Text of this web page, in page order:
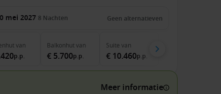
mei 2027 8 Nachten Geen alternatieven
van
p.p.
Balkonhutvan
€ 5.700p.p.
Suite van
€ 10.460p.p.
Meer informatie